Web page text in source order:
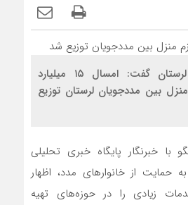
مدیرکل کمیته‌امداد لرستان گفت: امسال ۱۵ میلیارد
بین مددجویان لرستان توزیع
با خبرنگار پایگاه خبری تحلیلی
حمایت از خانوارهای مدد، اظهار
زیادی را در حوزه‌های تهیه